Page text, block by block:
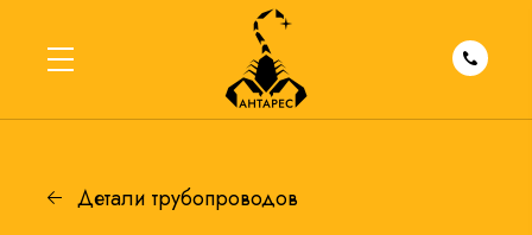
Детали трубопроводов